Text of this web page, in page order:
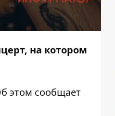
на котором
этом сообщает